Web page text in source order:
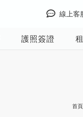
線上客
護照簽證
首頁